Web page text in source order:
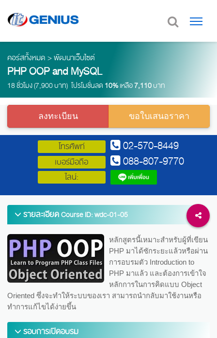
คอร์สทั้งหมด >พัฒนาเว็บไซต์
PHP OOP and MySQL
18 ชั่วโมง (7,900 บาท) โปรโมชั่นลด 10%เหลือ7,110บาท
ลงทะเบียน ขอใบเสนอราคา
โทรศัพท์ 02-570-8449
เบอร์มือถือ 088-807-9770
ไลน์:
รายละเอียดCourse ID: wdc-01-05
หลักสูตรนี้เหมาะสำหรับผู้ที่เขียน
PHP มาได้ซักระยะแล้วหรือผ่าน
การอบรมตัว Introduction to
PHP มาแล้ว และต้องการเข้าใจ
หลักการในการคิดแบบ Object
Oriented ซึ่งจะทำให้ระบบของเรา สามารถนำกลับมาใช้งานหรือ
ทำการแก้ไขได้ง่ายขึ้น
รอบการเปิดอบรม